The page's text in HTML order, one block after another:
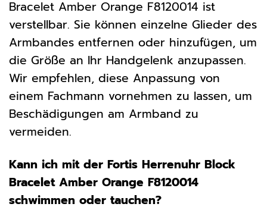
Bracelet Amber Orange F8120014 ist
verstellbar. Sie können einzelne Glieder des
Armbandes entfernen oder hinzufügen, um
die Größe an Ihr Handgelenk anzupassen.
Wir empfehlen, diese Anpassung von
einem Fachmann vornehmen zu lassen, um
Beschädigungen am Armband zu
vermeiden.
Kann ich mit der Fortis Herrenuhr Block
Bracelet Amber Orange F8120014
schwimmen oder tauchen?